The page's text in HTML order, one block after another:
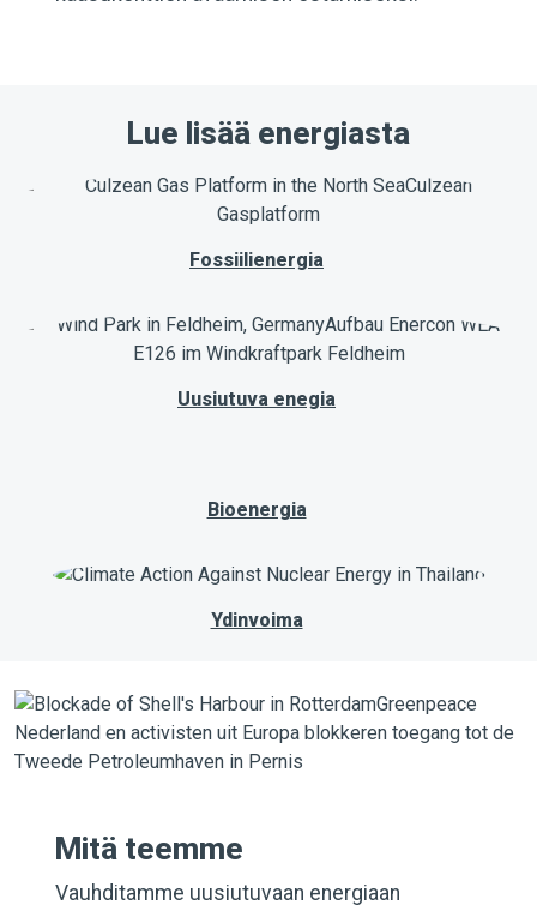
Lue lisää energiasta
Fossiilienergia
Uusiutuva enegia
Bioenergia
Ydinvoima
Mitä teemme
Vauhditamme uusiutuvaan energiaan